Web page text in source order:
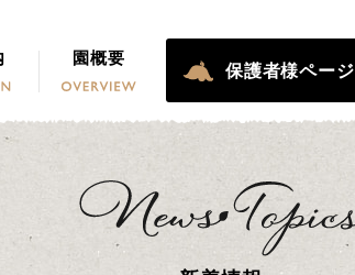
園概要
保護者様ページ